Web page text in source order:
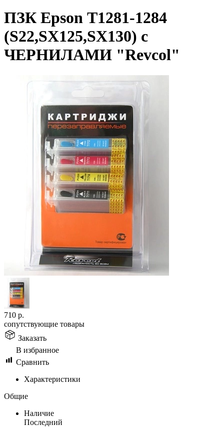
ПЗК Epson Т1281-1284
(S22,SX125,SX130) с
ЧЕРНИЛАМИ "Revcol"
710 р.
сопутствующие товары
Заказать
В избранное
Сравнить
Характеристики
Общие
Наличие
Последний